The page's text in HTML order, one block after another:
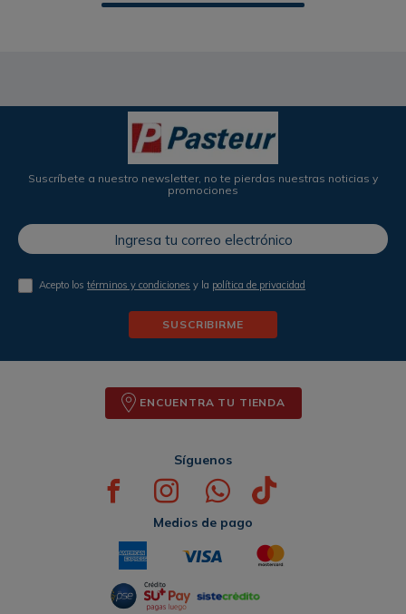
Suscríbete a nuestro newsletter, no te pierdas nuestras noticias y
promociones
Acepto lostérminos y condiciones y la política de privacidad
SUSCRIBIRME
ENCUENTRA TU TIENDA
Síguenos
Medios de pago